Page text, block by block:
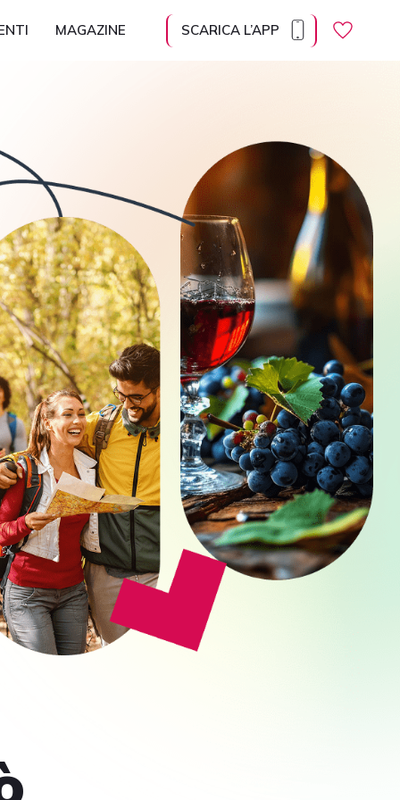
MAGAZINE SCARICA L’APP
Ingrandisci il
contenuto
Dimensione
del carattere
Altezza della
linea
Spaziatura tra
le lettere
Carattere
leggibile
Regolazione dei colori
Inverti i colori
Contrasto
scuro
Contrasto
chiaro
Bassa
luminosità
Alta luminosità